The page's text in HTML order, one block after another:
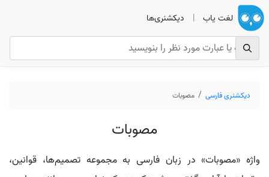
لغت یاب | دیکشنری‌ها
دیکشنری فارسی مصوبات
مصوبات
واژه «مصوبات» در زبان فارسی به مجموعه تصمیم‌ها، قوانین،